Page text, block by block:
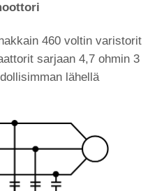
460 voltin varistorit
sarjaan 4,7 ohmin 3
lähellä